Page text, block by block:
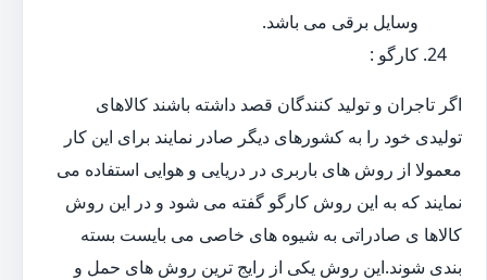
وسایل برقی می باشد.
کارگو :
اگر تاجران و تولید کنندگان قصد داشته باشند کالاهای
تولیدی خود را به کشورهای دیگر صادر نمایند برای این کار
معمولا از روش های باربری در دریایی و هوایی استفاده می
نمایند که به این روش کارگو گفته می شود و در این روش
کالاها ی صادراتی به شیوه های خاصی می بایست بسته
بندی شوند.این روش یکی از رایج ترین روش های حمل و